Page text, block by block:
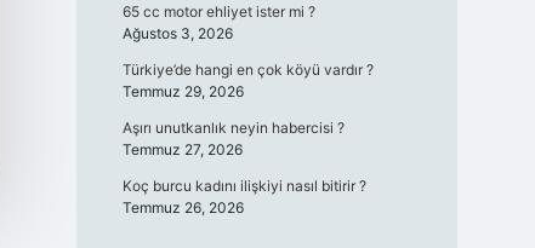
65 cc motor ehliyet ister mi ?
Ağustos 3, 2026
Türkiye’de hangi en çok köyü vardır ?
Temmuz 29, 2026
Aşırı unutkanlık neyin habercisi ?
Temmuz 27, 2026
Koç burcu kadını ilişkiyi nasıl bitirir ?
Temmuz 26, 2026